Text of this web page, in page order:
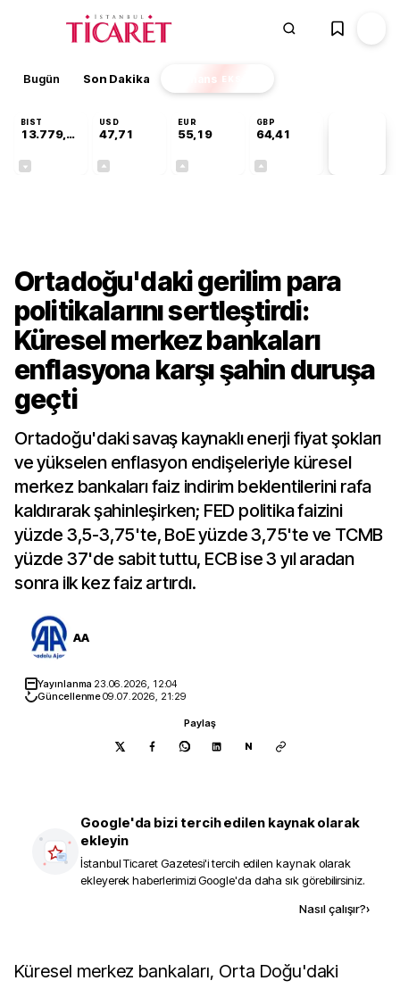
Bugün Son Dakika Finans EKSTRA
BIST
13.779,39
USD
47,71
EUR
55,19
GBP
64,41
Ortadoğu'daki gerilim para
politikalarını sertleştirdi:
Küresel merkez bankaları
enflasyona karşı şahin duruşa
geçti
Ortadoğu'daki savaş kaynaklı enerji fiyat şokları
ve yükselen enflasyon endişeleriyle küresel
merkez bankaları faiz indirim beklentilerini rafa
kaldırarak şahinleşirken; FED politika faizini
yüzde 3,5-3,75'te, BoE yüzde 3,75'te ve TCMB
yüzde 37'de sabit tuttu, ECB ise 3 yıl aradan
sonra ilk kez faiz artırdı.
AA
Yayınlanma 23.06.2026, 12:04
Güncellenme09.07.2026, 21:29
Paylaş
N
Google'da bizi tercih edilen kaynak olarak
ekleyin
İstanbul Ticaret Gazetesi'i tercih edilen kaynak olarak
ekleyerek haberlerimizi Google'da daha sık görebilirsiniz.
Nasıl çalışır?›
Küresel merkez bankaları, Orta Doğu'daki